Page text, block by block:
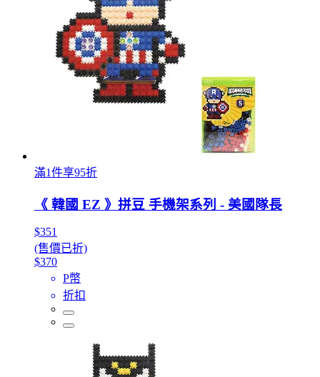
滿1件享95折
《 韓國 EZ 》拼豆 手機架系列 - 美國隊長
$351
(售價已折)
$370
P幣
折扣